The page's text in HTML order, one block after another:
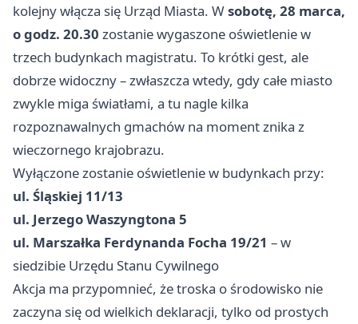
kolejny włącza się Urząd Miasta. Wsobotę, 28 marca,
o godz. 20.30 zostanie wygaszone oświetlenie w
trzech budynkach magistratu. To krótki gest, ale
dobrze widoczny – zwłaszcza wtedy, gdy całe miasto
zwykle miga światłami, a tu nagle kilka
rozpoznawalnych gmachów na moment znika z
wieczornego krajobrazu.
Wyłączone zostanie oświetlenie w budynkach przy:
ul. Śląskiej 11/13
ul. Jerzego Waszyngtona 5
ul. Marszałka Ferdynanda Focha 19/21 – w
siedzibie Urzędu Stanu Cywilnego
Akcja ma przypomnieć, że troska o środowisko nie
zaczyna się od wielkich deklaracji, tylko od prostych